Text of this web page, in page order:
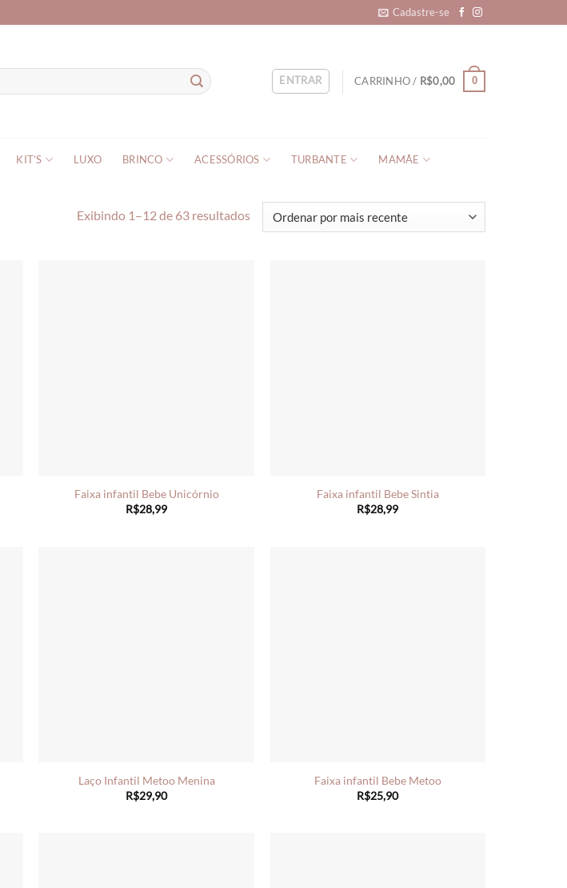
Cadastre-se
ENTRAR CARRINHO / R$0,00 0
KIT’S LUXO BRINCO ACESSÓRIOS TURBANTE MAMÃE
Exibindo 1–12 de 63 resultados
Faixa infantil Bebe Unicórnio
R$28,99
Faixa infantil Bebe Sintia
R$28,99
Laço Infantil Metoo Menina
R$29,90
Faixa infantil Bebe Metoo
R$25,90